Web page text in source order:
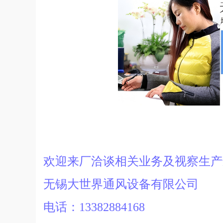
欢迎来厂洽谈相关业务及视察生
无锡大世界通风设备有限公司
电话：13382884168